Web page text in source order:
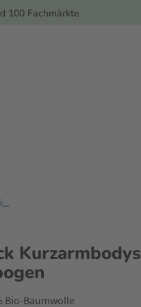
100 Fachmärkte
Kurzarmbodys
Bio-Baumwolle